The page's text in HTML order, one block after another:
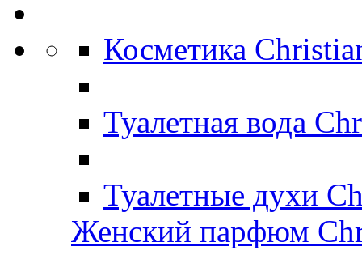
Косметика
Туалетная вода
Туалетные духи
Женский парфюм